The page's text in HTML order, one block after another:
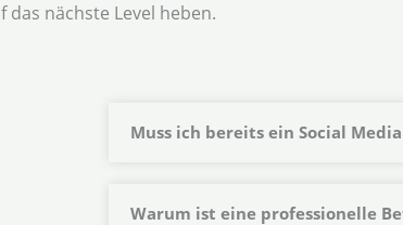
das nächste Level heben.
Muss ich bereits ein Social
Warum ist eine professionelle